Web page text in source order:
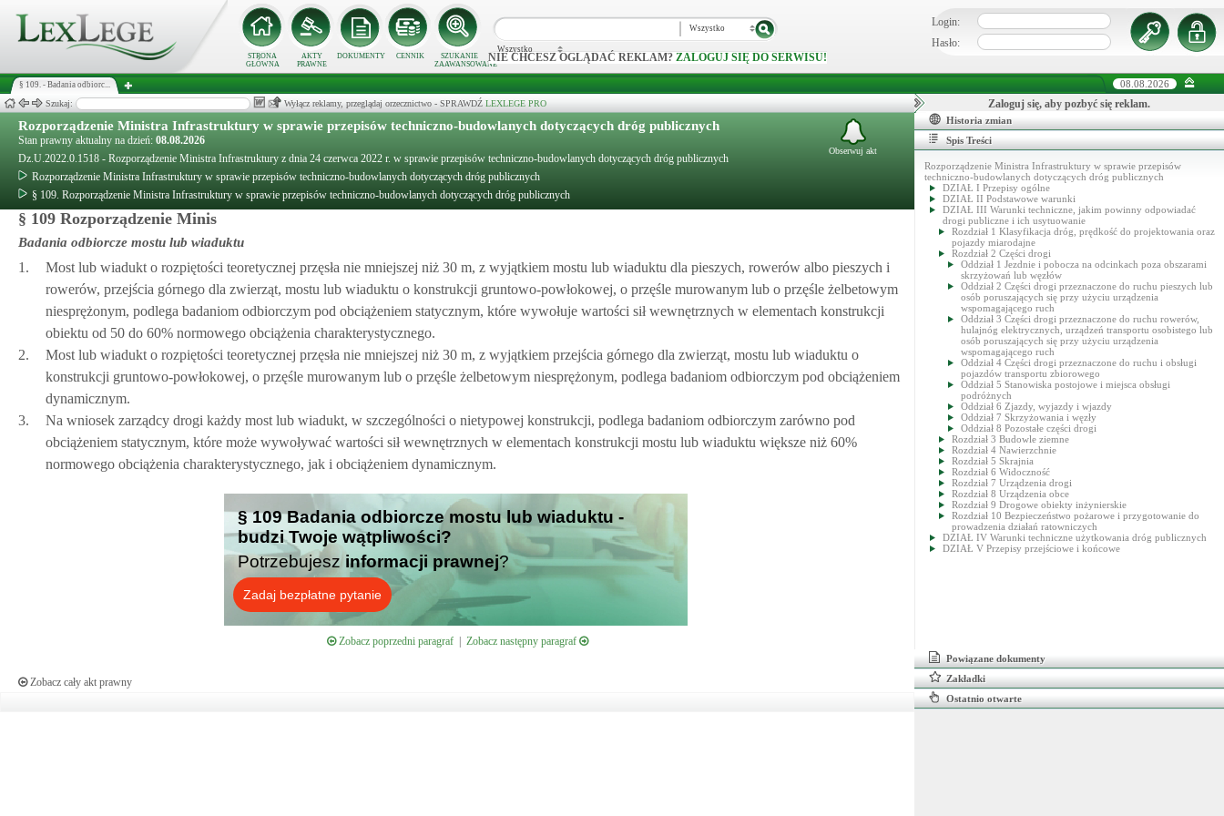
STRONA
GŁÓWNA
AKTY
PRAWNE
DOKUMENTY CENNIK
SZUKANIE
ZAAWANSOWANE
Wszystko
Wszystko
NIE CHCESZ OGLĄDAĆ REKLAM? ZALOGUJ SIĘ DO SERWISU!
Login:
Hasło:
§ 109. - Badania odbiorc... 08.08.2026
Szukaj: Wyłącz reklamy, przeglądaj orzecznictwo - SPRAWDŹ LEXLEGE PRO
Rozporządzenie Ministra Infrastruktury w sprawie przepisów techniczno-budowlanych dotyczących dróg publicznych
Stan prawny aktualny na dzień: 08.08.2026
Dz.U.2022.0.1518 - Rozporządzenie Ministra Infrastruktury z dnia 24 czerwca 2022 r. w sprawie przepisów techniczno-budowlanych dotyczących dróg publicznych
Rozporządzenie Ministra Infrastruktury w sprawie przepisów techniczno-budowlanych dotyczących dróg publicznych
§ 109. Rozporządzenie Ministra Infrastruktury w sprawie przepisów techniczno-budowlanych dotyczących dróg publicznych
Obserwuj akt
§ 109 Rozporządzenie Minis
Badania odbiorcze mostu lub wiaduktu
1.
Most lub wiadukt o rozpiętości teoretycznej przęsła nie mniejszej niż 30 m, z wyjątkiem mostu lub wiaduktu dla pieszych, rowerów albo pieszych i
rowerów, przejścia górnego dla zwierząt, mostu lub wiaduktu o konstrukcji gruntowo-powłokowej, o przęśle murowanym lub o przęśle żelbetowym
niesprężonym, podlega badaniom odbiorczym pod obciążeniem statycznym, które wywołuje wartości sił wewnętrznych w elementach konstrukcji
obiektu od 50 do 60% normowego obciążenia charakterystycznego.
2.
Most lub wiadukt o rozpiętości teoretycznej przęsła nie mniejszej niż 30 m, z wyjątkiem przejścia górnego dla zwierząt, mostu lub wiaduktu o
konstrukcji gruntowo-powłokowej, o przęśle murowanym lub o przęśle żelbetowym niesprężonym, podlega badaniom odbiorczym pod obciążeniem
dynamicznym.
3.
Na wniosek zarządcy drogi każdy most lub wiadukt, w szczególności o nietypowej konstrukcji, podlega badaniom odbiorczym zarówno pod
obciążeniem statycznym, które może wywoływać wartości sił wewnętrznych w elementach konstrukcji mostu lub wiaduktu większe niż 60%
normowego obciążenia charakterystycznego, jak i obciążeniem dynamicznym.
§ 109 Badania odbiorcze mostu lub wiaduktu -
budzi Twoje wątpliwości?
Potrzebujesz informacji prawnej?
Zadaj bezpłatne pytanie
Zobacz poprzedni paragraf| Zobacz następny paragraf
Zobacz cały akt prawny
Zaloguj się, aby pozbyć się reklam.
Historia zmian
Spis Treści
Rozporządzenie Ministra Infrastruktury w sprawie przepisów
techniczno-budowlanych dotyczących dróg publicznych
DZIAŁ I Przepisy ogólne
DZIAŁ II Podstawowe warunki
DZIAŁ III Warunki techniczne, jakim powinny odpowiadać
drogi publiczne i ich usytuowanie
Rozdział 1 Klasyfikacja dróg, prędkość do projektowania oraz
pojazdy miarodajne
Rozdział 2 Części drogi
Oddział 1 Jezdnie i pobocza na odcinkach poza obszarami
skrzyżowań lub węzłów
Oddział 2 Części drogi przeznaczone do ruchu pieszych lub
osób poruszających się przy użyciu urządzenia
wspomagającego ruch
Oddział 3 Części drogi przeznaczone do ruchu rowerów,
hulajnóg elektrycznych, urządzeń transportu osobistego lub
osób poruszających się przy użyciu urządzenia
wspomagającego ruch
Oddział 4 Części drogi przeznaczone do ruchu i obsługi
pojazdów transportu zbiorowego
Oddział 5 Stanowiska postojowe i miejsca obsługi
podróżnych
Oddział 6 Zjazdy, wyjazdy i wjazdy
Oddział 7 Skrzyżowania i węzły
Oddział 8 Pozostałe części drogi
Rozdział 3 Budowle ziemne
Rozdział 4 Nawierzchnie
Rozdział 5 Skrajnia
Rozdział 6 Widoczność
Rozdział 7 Urządzenia drogi
Rozdział 8 Urządzenia obce
Rozdział 9 Drogowe obiekty inżynierskie
Rozdział 10 Bezpieczeństwo pożarowe i przygotowanie do
prowadzenia działań ratowniczych
DZIAŁ IV Warunki techniczne użytkowania dróg publicznych
DZIAŁ V Przepisy przejściowe i końcowe
Powiązane dokumenty
Zakładki
Ostatnio otwarte